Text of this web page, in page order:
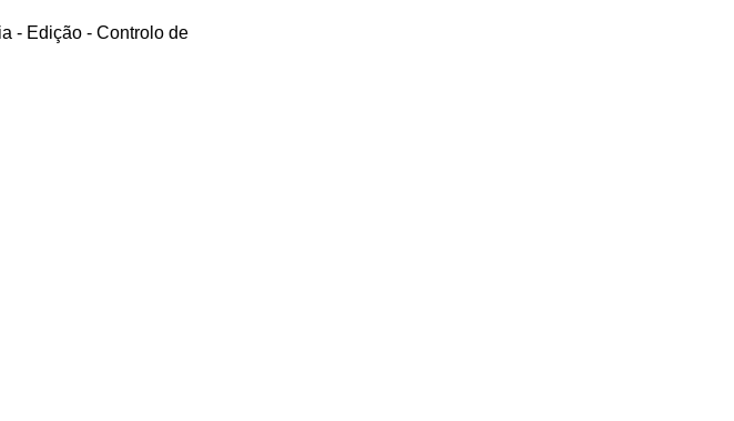
- Edição - Controlo de